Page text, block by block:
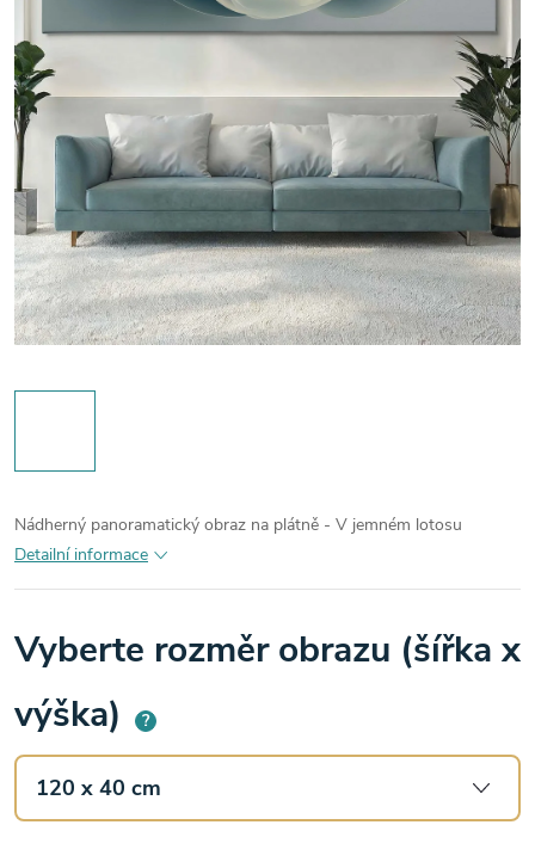
Nádherný panoramatický obraz na plátně - V jemném lotosu
Detailní informace
Vyberte rozměr obrazu (šířka x
výška)
?